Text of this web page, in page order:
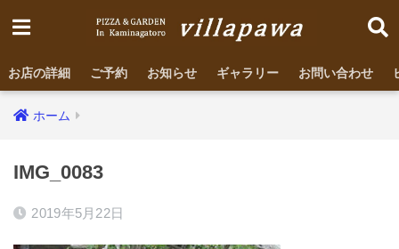
お店の詳細 ご予約 お知らせ ギャラリー お問い合わせ
ホーム
IMG_0083
2019年5月22日